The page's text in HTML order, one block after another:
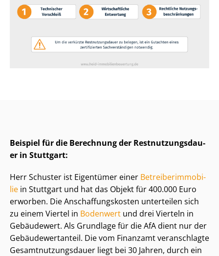
Beispiel für die Berechnung der Rest­nut­zungs­dau­
er in Stuttgart:
Herr Schuster ist Eigentümer einer Be­trei­ber­im­mo­bi­
lie in Stuttgart und hat das Objekt für 400.000 Euro
erworben. Die An­schaf­fungs­kos­ten unterteilen sich
zu einem Viertel in Bodenwert und drei Vierteln in
Gebäudewert. Als Grundlage für die AfA dient nur der
Ge­bäu­de­wert­an­teil. Die vom Finanzamt veranschlagte
Ge­samt­nut­zungs­dau­er liegt bei 30 Jahren, durch ein